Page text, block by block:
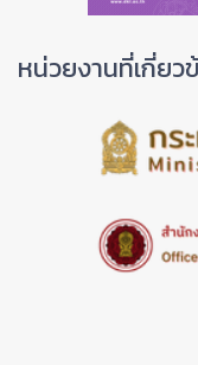
หน่วยงานที่เกี่ยว